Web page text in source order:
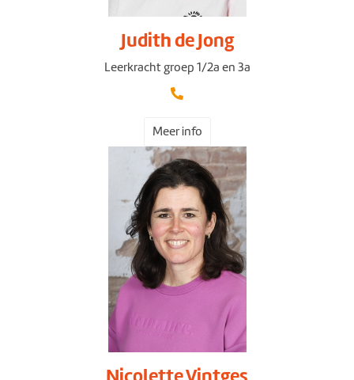
Judith de Jong
Leerkracht groep 1/2a en 3a
Meer info